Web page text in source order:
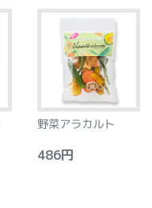
野菜アラカルト
486円